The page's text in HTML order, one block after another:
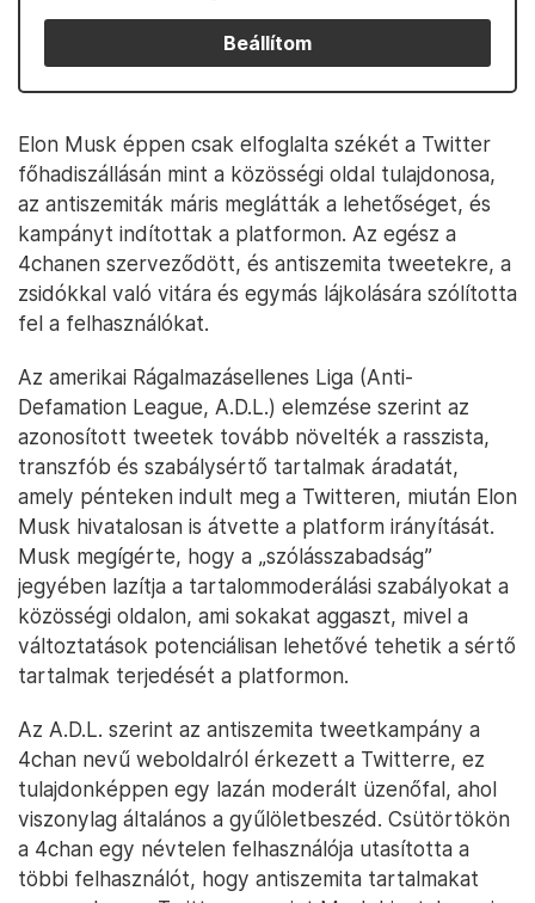
Beállítom
Elon Musk éppen csak elfoglalta székét a Twitter
főhadiszállásán mint a közösségi oldal tulajdonosa,
az antiszemiták máris meglátták a lehetőséget, és
kampányt indítottak a platformon. Az egész a
4chanen szerveződött, és antiszemita tweetekre, a
zsidókkal való vitára és egymás lájkolására szólította
fel a felhasználókat.
Az amerikai Rágalmazásellenes Liga (Anti-
Defamation League, A.D.L.) elemzése szerint az
azonosított tweetek tovább növelték a rasszista,
transzfób és szabálysértő tartalmak áradatát,
amely pénteken indult meg a Twitteren, miután Elon
Musk hivatalosan is átvette a platform irányítását.
Musk megígérte, hogy a „szólásszabadság”
jegyében lazítja a tartalommoderálási szabályokat a
közösségi oldalon, ami sokakat aggaszt, mivel a
változtatások potenciálisan lehetővé tehetik a sértő
tartalmak terjedését a platformon.
Az A.D.L. szerint az antiszemita tweetkampány a
4chan nevű weboldalról érkezett a Twitterre, ez
tulajdonképpen egy lazán moderált üzenőfal, ahol
viszonylag általános a gyűlöletbeszéd. Csütörtökön
a 4chan egy névtelen felhasználója utasította a
többi felhasználót, hogy antiszemita tartalmakat